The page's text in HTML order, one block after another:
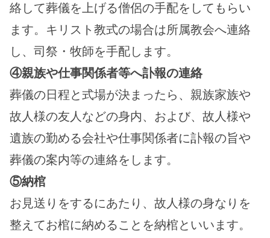
絡して葬儀を上げる僧侶の手配をしてもらい
ます。キリスト教式の場合は所属教会へ連絡
し、司祭・牧師を手配します。
④親族や仕事関係者等へ訃報の連絡
葬儀の日程と式場が決まったら、親族家族や
故人様の友人などの身内、および、故人様や
遺族の勤める会社や仕事関係者に訃報の旨や
葬儀の案内等の連絡をします。
⑤納棺
お見送りをするにあたり、故人様の身なりを
整えてお棺に納めることを納棺といいます。